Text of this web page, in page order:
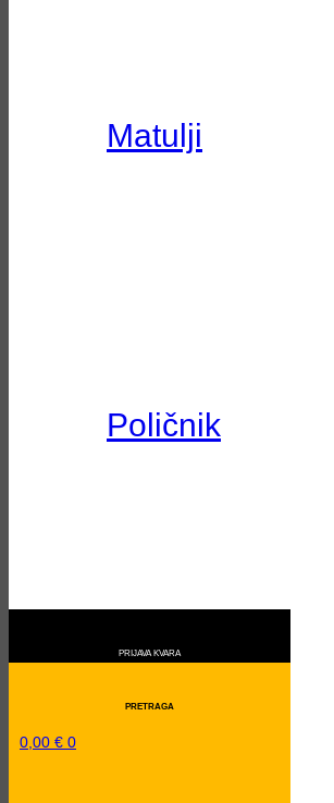
Matulji
Poličnik
0,00 € 0